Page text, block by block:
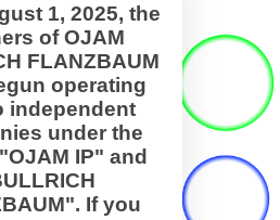
1, 2025, the
of OJAM
FLANZBAUM
operating
independent
under the
IP" and
If you